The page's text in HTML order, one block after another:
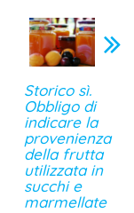
Storico sì.
Obbligo di
indicare la
provenienza
della frutta
utilizzata in
succhi e
marmellate